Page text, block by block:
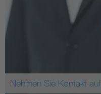
Nehmen Sie Kontakt auf